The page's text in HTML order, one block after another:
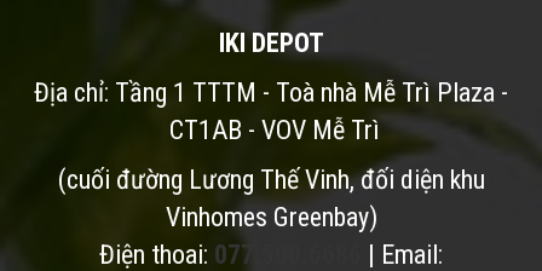
IKI DEPOT
Địa chỉ: Tầng 1 TTTM - Toà nhà Mễ Trì Plaza -
CT1AB - VOV Mễ Trì
(cuối đường Lương Thế Vinh, đối diện khu
Vinhomes Greenbay)
Điện thoai: 077.500.6686
| Email: